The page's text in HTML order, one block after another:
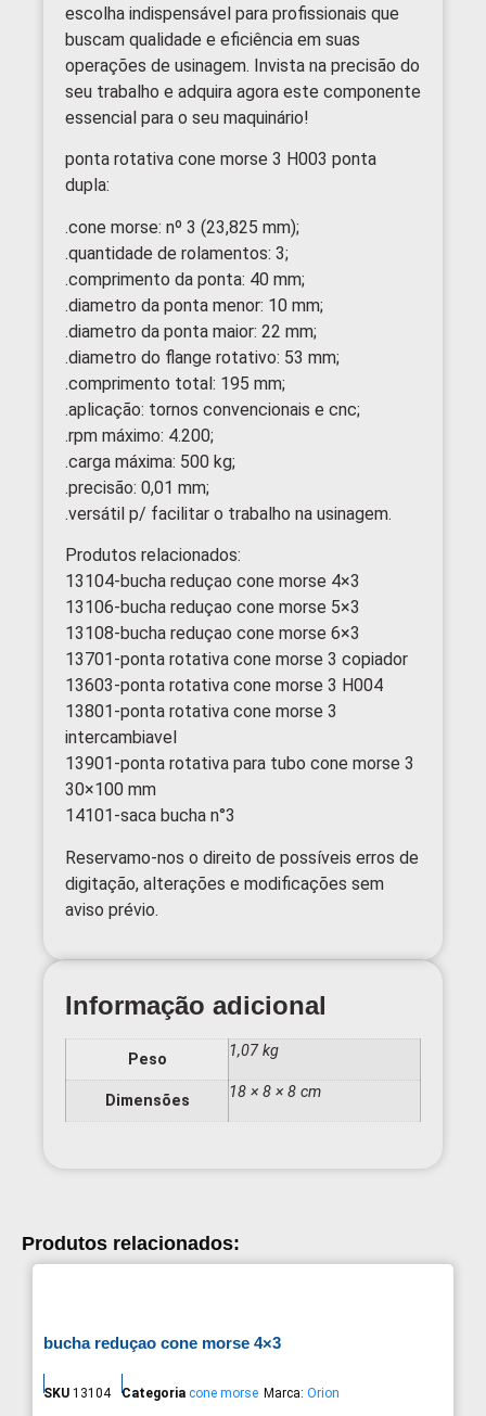
escolha indispensável para profissionais que
buscam qualidade e eficiência em suas
operações de usinagem. Invista na precisão do
seu trabalho e adquira agora este componente
essencial para o seu maquinário!
ponta rotativa cone morse 3 H003 ponta
dupla:
.cone morse: nº 3 (23,825 mm);
.quantidade de rolamentos: 3;
.comprimento da ponta: 40 mm;
.diametro da ponta menor: 10 mm;
.diametro da ponta maior: 22 mm;
.diametro do flange rotativo: 53 mm;
.comprimento total: 195 mm;
.aplicação: tornos convencionais e cnc;
.rpm máximo: 4.200;
.carga máxima: 500 kg;
.precisão: 0,01 mm;
.versátil p/ facilitar o trabalho na usinagem.
Produtos relacionados:
13104-bucha reduçao cone morse 4×3
13106-bucha reduçao cone morse 5×3
13108-bucha reduçao cone morse 6×3
13701-ponta rotativa cone morse 3 copiador
13603-ponta rotativa cone morse 3 H004
13801-ponta rotativa cone morse 3
intercambiavel
13901-ponta rotativa para tubo cone morse 3
30×100 mm
14101-saca bucha n°3
Reservamo-nos o direito de possíveis erros de
digitação, alterações e modificações sem
aviso prévio.
Informação adicional
Peso 1,07 kg
Dimensões 18 × 8 × 8 cm
Produtos relacionados:
bucha reduçao cone morse 4×3
SKU 13104 Categoria cone morse Marca: Orion